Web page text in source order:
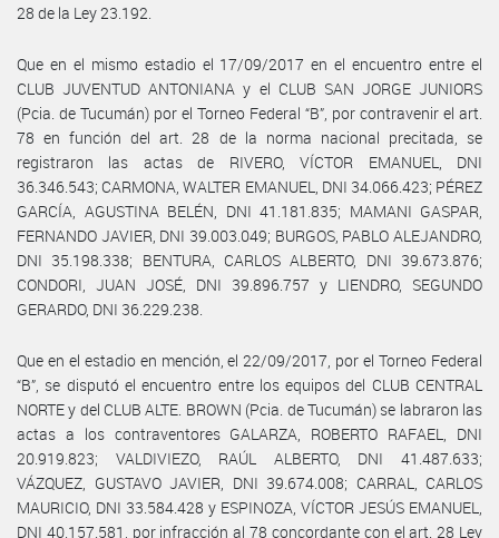
28 de la Ley 23.192.
Que en el mismo estadio el 17/09/2017 en el encuentro entre el
CLUB JUVENTUD ANTONIANA y el CLUB SAN JORGE JUNIORS
(Pcia. de Tucumán) por el Torneo Federal “B”, por contravenir el art.
78 en función del art. 28 de la norma nacional precitada, se
registraron las actas de RIVERO, VÍCTOR EMANUEL, DNI
36.346.543; CARMONA, WALTER EMANUEL, DNI 34.066.423; PÉREZ
GARCÍA, AGUSTINA BELÉN, DNI 41.181.835; MAMANI GASPAR,
FERNANDO JAVIER, DNI 39.003.049; BURGOS, PABLO ALEJANDRO,
DNI 35.198.338; BENTURA, CARLOS ALBERTO, DNI 39.673.876;
CONDORI, JUAN JOSÉ, DNI 39.896.757 y LIENDRO, SEGUNDO
GERARDO, DNI 36.229.238.
Que en el estadio en mención, el 22/09/2017, por el Torneo Federal
“B”, se disputó el encuentro entre los equipos del CLUB CENTRAL
NORTE y del CLUB ALTE. BROWN (Pcia. de Tucumán) se labraron las
actas a los contraventores GALARZA, ROBERTO RAFAEL, DNI
20.919.823; VALDIVIEZO, RAÚL ALBERTO, DNI 41.487.633;
VÁZQUEZ, GUSTAVO JAVIER, DNI 39.674.008; CARRAL, CARLOS
MAURICIO, DNI 33.584.428 y ESPINOZA, VÍCTOR JESÚS EMANUEL,
DNI 40.157.581, por infracción al 78 concordante con el art. 28 Ley